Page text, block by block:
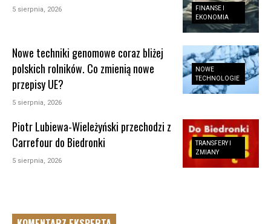
FINANSE I
EKONOMIA
5 sierpnia, 2026
NOWE
TECHNOLOGIE
Nowe techniki genomowe coraz bliżej
polskich rolników. Co zmienią nowe
przepisy UE?
5 sierpnia, 2026
TRANSFERY I
ZMIANY
Piotr Lubiewa-Wieleżyński przechodzi z
Carrefour do Biedronki
5 sierpnia, 2026